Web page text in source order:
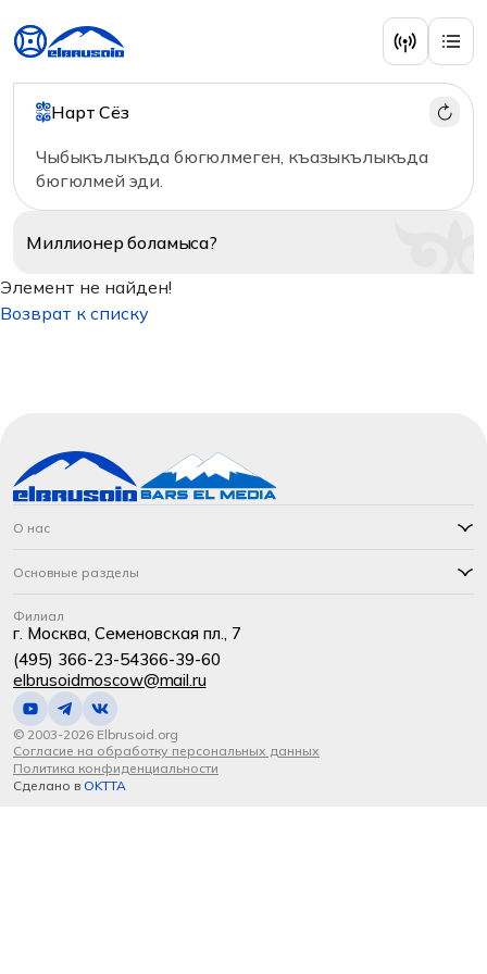
Нарт Сёз
Чыбыкълыкъда бюгюлмеген, къазыкълыкъда
бюгюлмей эди.
Миллионерболамыса?
Элемент не найден!
Возврат к списку
О нас
Основные разделы
Филиал
г. Москва, Семеновская пл., 7
(495) 366-23-54366-39-60
elbrusoidmoscow@mail.ru
© 2003-2026 Elbrusoid.org
Согласие на обработку персональных данных
Политика конфиденциальности
Сделано в OKTTA